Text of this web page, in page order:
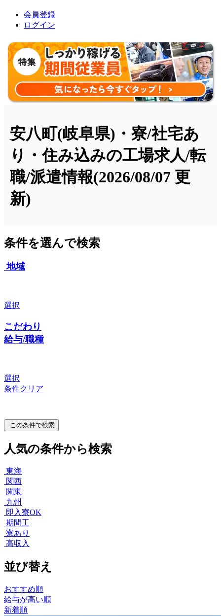
会員登録
ログイン
安八町(岐阜県)・寮/社宅あ
り・住み込みの工場求人/転
職/派遣情報(2026/08/07 更
新)
条件を選んで検索
地域
選択
こだわり
給与/職種
選択
条件クリア
この条件で検索
人気の条件から検索
東海
関西
関東
九州
即入寮OK
期間工
寮あり
高収入
並び替え
おすすめ順
給与が高い順
新着順